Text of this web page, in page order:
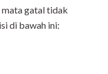
gatal tidak
di bawah ini: